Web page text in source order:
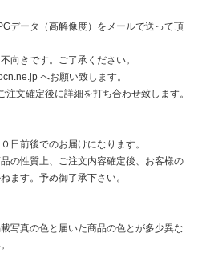
データ（高解像度）をメールで送って頂
向きです。ご了承ください。
へお願い致します。
文確定後に詳細を打ち合わせ致します。
前後でのお届けになります。
の性質上、ご注文内容確定後、お客様の
ます。予め御了承下さい。
写真の色と届いた商品の色とが多少異な